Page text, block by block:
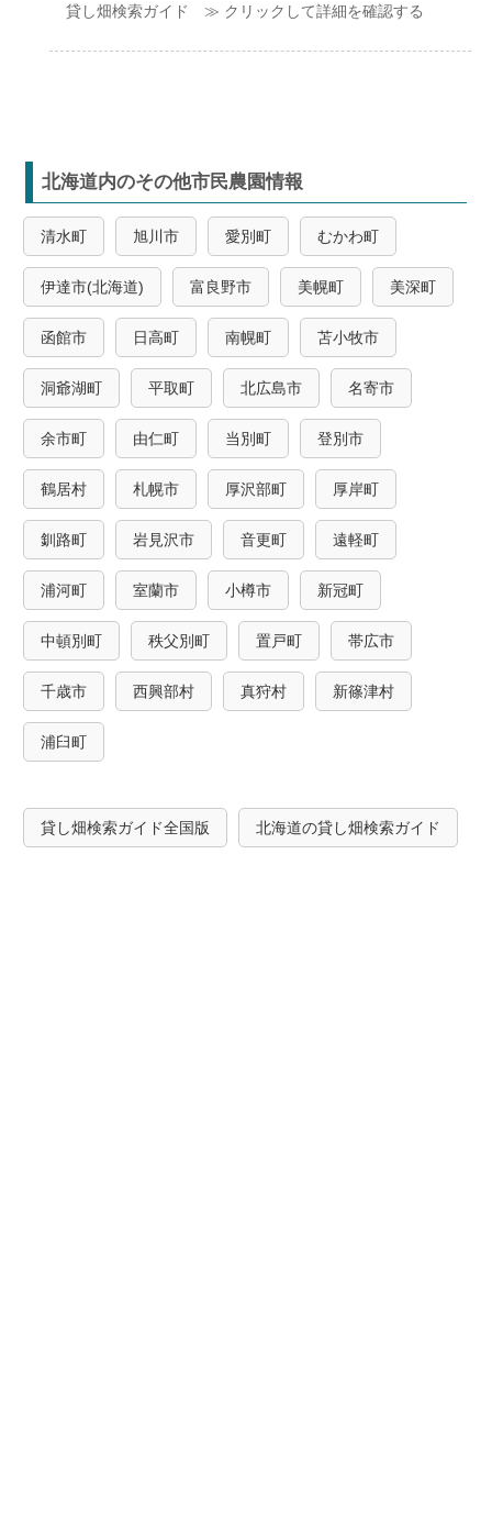
貸し畑検索ガイド ≫ クリックして詳細を確認する
北海道内のその他市民農園情報
清水町 旭川市 愛別町 むかわ町
伊達市(北海道) 富良野市 美幌町 美深町
函館市 日高町 南幌町 苫小牧市
洞爺湖町 平取町 北広島市 名寄市
余市町 由仁町 当別町 登別市
鶴居村 札幌市 厚沢部町 厚岸町
釧路町 岩見沢市 音更町 遠軽町
浦河町 室蘭市 小樽市 新冠町
中頓別町 秩父別町 置戸町 帯広市
千歳市 西興部村 真狩村 新篠津村
浦臼町
貸し畑検索ガイド全国版 北海道の貸し畑検索ガイド